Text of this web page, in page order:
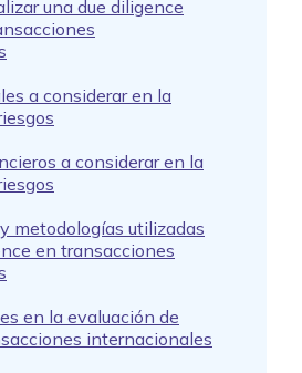
una due diligence
a considerar en la
a considerar en la
metodologías utilizadas
en transacciones
en la evaluación de
internacionales